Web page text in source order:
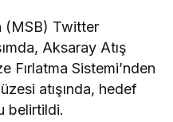
(MSB) Twitter
Aksaray Atış
Fırlatma Sistemi’nden
atışında, hedef
belirtildi.